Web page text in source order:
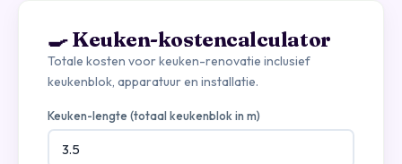
🍳 Keuken-kostencalculator
Totale kosten voor keuken-renovatie inclusief
keukenblok, apparatuur en installatie.
Keuken-lengte (totaal keukenblok in m)